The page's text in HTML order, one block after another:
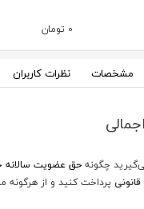
0 تومان
مشخصات نظرات کاربران
چگونهحق عضویت
پرداخت کنید و از هرگونه